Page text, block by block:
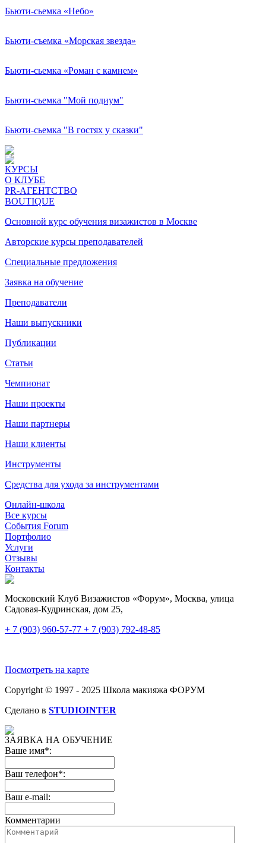
Бьюти-сьемка «Небо»
Бьюти-съемка «Морская звезда»
Бьюти-сьемка «Роман с камнем»
Бьюти-сьемка "Мой подиум"
Бьюти-сьемка "В гостях у сказки"
КУРСЫ
О КЛУБЕ
PR-АГЕНТСТВО
BOUTIQUE
Основной курс обучения визажистов в Москве
Авторские курсы преподавателей
Специальные предложения
Заявка на обучение
Преподаватели
Наши выпускники
Публикации
Статьи
Чемпионат
Наши проекты
Наши партнеры
Наши клиенты
Инструменты
Средства для ухода за инструментами
Онлайн-школа
Все курсы
События Forum
Портфолио
Услуги
Отзывы
Контакты
Московский Клуб Визажистов «Форум», Москва, улица
Садовая-Кудринская, дом 25,
+ 7 (903) 960-57-77 + 7 (903) 792-48-85
Посмотреть на карте
Copyright © 1997 - 2025 Школа макияжа ФОРУМ
Сделано в STUDIOINTER
ЗАЯВКА НА ОБУЧЕНИЕ
Ваше имя*:
Ваш телефон*:
Ваш e-mail:
Комментарии